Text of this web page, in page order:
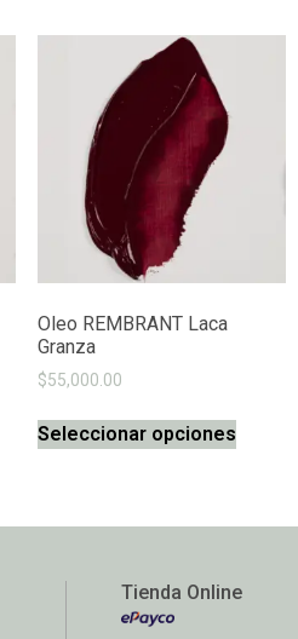
Oleo REMBRANT Laca
Granza
$55,000.00
Seleccionar opciones
Tienda Online